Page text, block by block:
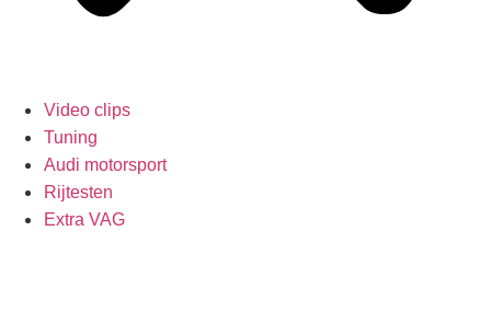
Video clips
Tuning
Audi motorsport
Rijtesten
Extra VAG